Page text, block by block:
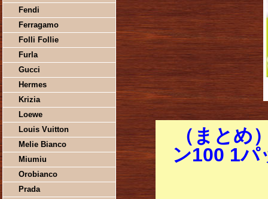
Fendi
Ferragamo
Folli Follie
Furla
Gucci
Hermes
Krizia
Loewe
Louis Vuitton
Melie Bianco
Miumiu
Orobianco
Prada
（まとめ
ン100 1パ